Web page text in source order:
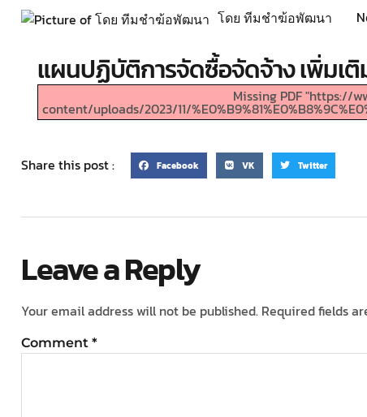
โดย ทีมชำฆ้อพัฒนา
แผนปฏิบัติการจัดซื้อจัดจ้าง เพิ่มเติ
Missing PDF "https://
content/uploads/2023/11/
Share this post : Facebook VK Twitter
Leave a Reply
Your email address will not be published. Required fields
Comment *